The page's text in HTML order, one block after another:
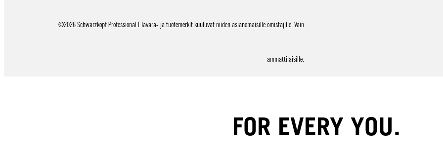
©2026 Schwarzkopf Professional | Tavara- ja tuotemerkit kuuluvat niiden asianomaisille omistajille. Vain
ammattilaisille.
FOR EVERY YOU.